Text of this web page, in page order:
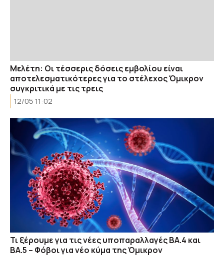
Μελέτη: Οι τέσσερις δόσεις εμβολίου είναι
αποτελεσματικότερες για το στέλεχος Όμικρον
συγκριτικά με τις τρεις
12/05 11:02
Τι ξέρουμε για τις νέες υποπαραλλαγές ΒΑ.4 και
ΒΑ.5 – Φόβοι για νέο κύμα της Όμικρον